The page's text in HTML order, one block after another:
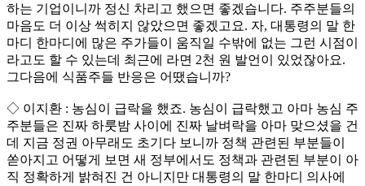
하는 기업이니까 정신 차리고 했으면 좋겠습니다. 주주분들의
마음도 더 이상 썩히지 않았으면 좋겠고요. 자, 대통령의 말 한
마디 한마디에 많은 주가들이 움직일 수밖에 없는 그런 시점이
라고도 할 수 있는데 최근에 라면 2천 원 발언이 있었잖아요.
그다음에 식품주들 반응은 어땠습니까?
◇ 이지환 : 농심이 급락을 했죠. 농심이 급락했고 아마 농심 주
주분들은 진짜 하룻밤 사이에 진짜 날벼락을 아마 맞으셨을 건
데 지금 정권 아무래도 초기다 보니까 정책 관련된 부분들이
쏟아지고 어떻게 보면 새 정부에서도 정책과 관련된 부분이 아
직 정확하게 밝혀진 건 아니지만 대통령의 말 한마디 의사에